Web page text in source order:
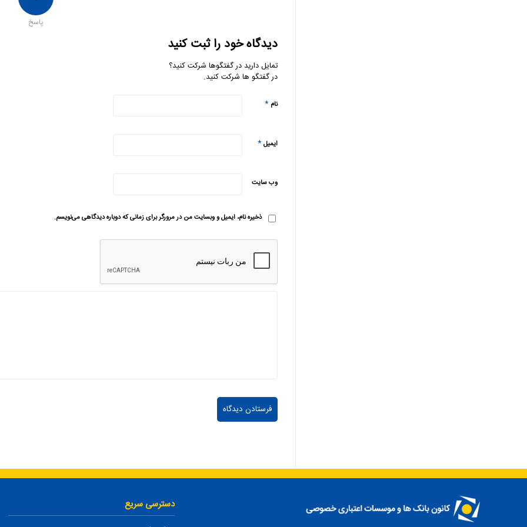
پاسخ
دیدگاه خود را ثبت کنید
تمایل دارید در گفتگوها شرکت کنید؟
در گفتگو ها شرکت کنید.
نام *
ایمیل*
وب‌ سایت
ذخیره نام، ایمیل و وبسایت من در مرورگر برای زمانی که دوباره دیدگاهی می‌نویسم.
دسترسی سریع